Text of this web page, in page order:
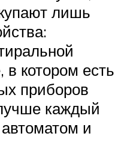
лишь
котором есть
приборов
каждый
и